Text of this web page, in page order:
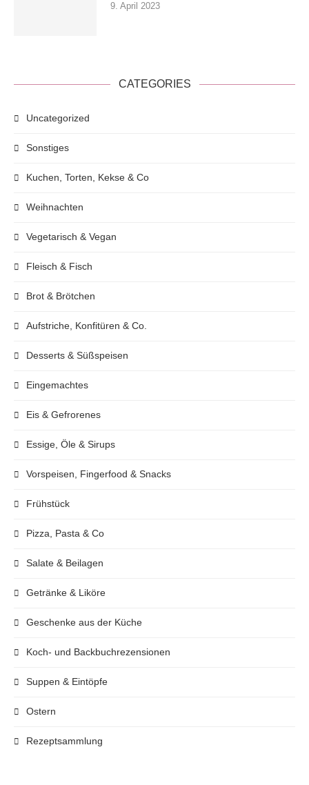
9. April 2023
CATEGORIES
Uncategorized
Sonstiges
Kuchen, Torten, Kekse & Co
Weihnachten
Vegetarisch & Vegan
Fleisch & Fisch
Brot & Brötchen
Aufstriche, Konfitüren & Co.
Desserts & Süßspeisen
Eingemachtes
Eis & Gefrorenes
Essige, Öle & Sirups
Vorspeisen, Fingerfood & Snacks
Frühstück
Pizza, Pasta & Co
Salate & Beilagen
Getränke & Liköre
Geschenke aus der Küche
Koch- und Backbuchrezensionen
Suppen & Eintöpfe
Ostern
Rezeptsammlung